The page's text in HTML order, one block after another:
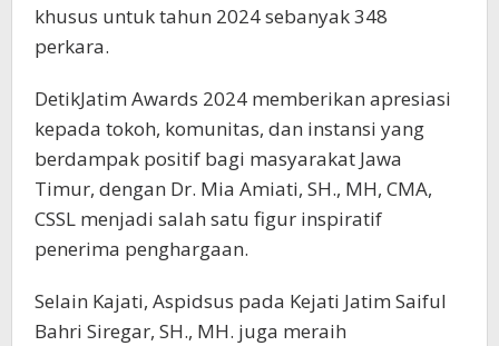
khusus untuk tahun 2024 sebanyak 348
perkara.
DetikJatim Awards 2024 memberikan apresiasi
kepada tokoh, komunitas, dan instansi yang
berdampak positif bagi masyarakat Jawa
Timur, dengan Dr. Mia Amiati, SH., MH, CMA,
CSSL menjadi salah satu figur inspiratif
penerima penghargaan.
Selain Kajati, Aspidsus pada Kejati Jatim Saiful
Bahri Siregar, SH., MH. juga meraih